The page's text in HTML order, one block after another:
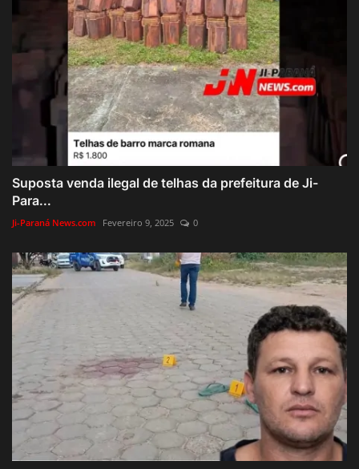
Suposta venda ilegal de telhas da prefeitura de Ji-
Para...
Ji-Paraná News.com Fevereiro 9, 2025 0